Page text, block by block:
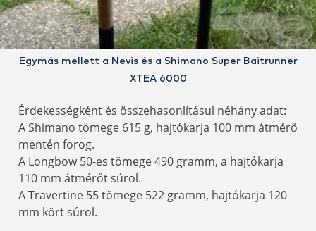
Egymás mellett a Nevis és a Shimano Super Baitrunner
XTEA 6000
Érdekességként és összehasonlításul néhány adat:
A Shimano tömege 615 g, hajtókarja 100 mm átmérő
mentén forog.
A Longbow 50-es tömege 490 gramm, a hajtókarja
110 mm átmérőt súrol.
A Travertine 55 tömege 522 gramm, hajtókarja 120
mm kört súrol.